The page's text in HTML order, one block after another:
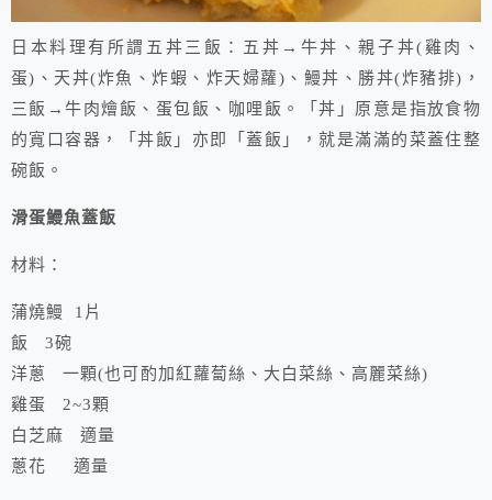
日本料理有所謂五丼三飯：五丼→牛丼、親子丼(雞肉、
蛋)、天丼(炸魚、炸蝦、炸天婦蘿)、鰻丼、勝丼(炸豬排)，
三飯→牛肉燴飯、蛋包飯、咖哩飯。「丼」原意是指放食物
的寬口容器，「丼飯」亦即「蓋飯」，就是滿滿的菜蓋住整
碗飯。
滑蛋鰻魚蓋飯
材料：
蒲燒鰻 1片
飯 3碗
洋蔥 一顆(也可酌加紅蘿蔔絲、大白菜絲、高麗菜絲)
雞蛋 2~3顆
白芝麻 適量
蔥花 適量